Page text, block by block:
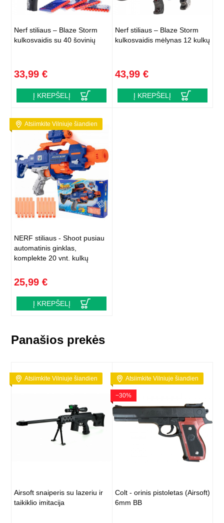
Nerf stiliaus – Blaze Storm
kulkosvaidis su 40 šovinių
33,99 €
Į KREPŠELĮ
Nerf stiliaus – Blaze Storm
kulkosvaidis mėlynas 12 kulkų
43,99 €
Į KREPŠELĮ
Atsiimkite Vilniuje šiandien
NERF stiliaus - Shoot pusiau
automatinis ginklas,
komplekte 20 vnt. kulkų
25,99 €
Į KREPŠELĮ
Panašios prekės
Atsiimkite Vilniuje šiandien
Airsoft snaiperis su lazeriu ir
taikiklio imitacija
Atsiimkite Vilniuje šiandien
−30%
Colt - orinis pistoletas (Airsoft)
6mm BB